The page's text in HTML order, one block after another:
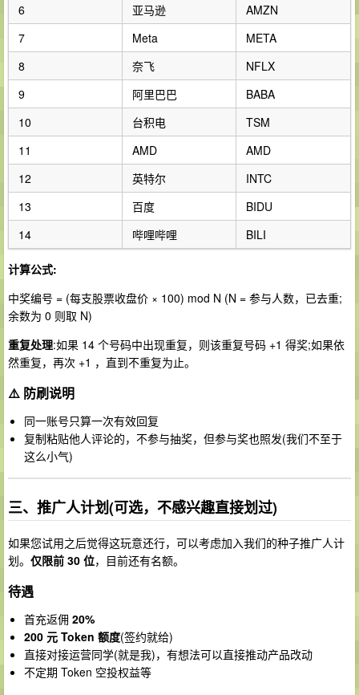
6
亚马逊
AMZN
7
Meta
META
8
奈飞
NFLX
9
阿里巴巴
BABA
10
台积电
TSM
11
AMD
AMD
12
英特尔
INTC
13
百度
BIDU
14
哔哩哔哩 BILI
计算公式:
中奖编号 = (每支股票收盘价 × 100) mod N (N = 参与人数，已去重;
余数为 0 则取 N)
重复处理:如果 14 个号码中出现重复，则该重复号码 +1 得奖;如果依
然重复，再次 +1 ，直到不重复为止。
⚠️ 防刷说明
同一账号只算一次有效回复
复制粘贴他人评论的，不参与抽奖，但参与奖也照发(我们不至于
这么小气)
三、推广人计划(可选，不感兴趣直接划过)
如果您试用之后觉得这玩意还行，可以考虑加入我们的种子推广人计
划。 仅限前 30 位，目前还有名额。
待遇
首充返佣 20%
200 元 Token 额度(签约就给)
直接对接运营同学(就是我)，有想法可以直接推动产品改动
不定期 Token 空投权益等